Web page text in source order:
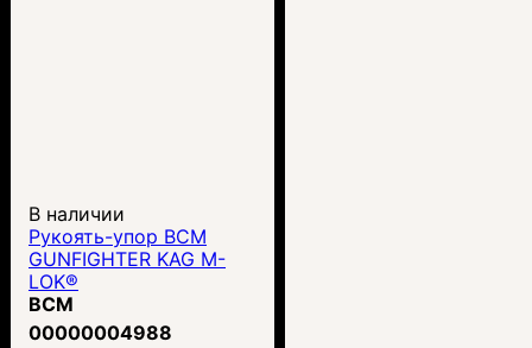
В наличии
Рукоять-упор BCM
GUNFIGHTER KAG M-
LOK®
BCM
00000004988